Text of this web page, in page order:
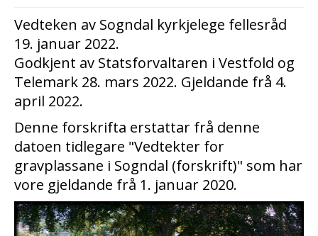
Vedteken av Sogndal kyrkjelege fellesråd
19. januar 2022.
Godkjent av Statsforvaltaren i Vestfold og
Telemark 28. mars 2022. Gjeldande frå 4.
april 2022.
Denne forskrifta erstattar frå denne
datoen tidlegare "Vedtekter for
gravplassane i Sogndal (forskrift)" som har
vore gjeldande frå 1. januar 2020.